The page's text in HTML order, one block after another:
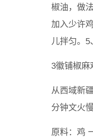
椒油，做
加入少许
儿拌匀。5
3徽铺椒麻
从西域新
分钟文火
原料：鸡